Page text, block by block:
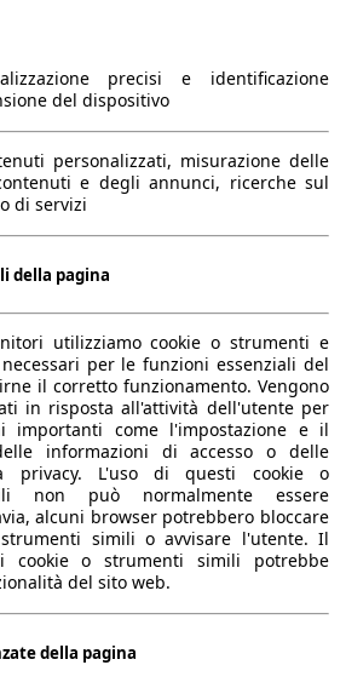
4650 mm
1430 mm
2820 mm
2105 kg
5
freni)
freni)
1600 kg
480 l
165 g/km (komb.)
-
-
Euro 6
58 l
alcuna responsabilità per la correttezza
precisi e identificazione
del dispositivo
personalizzati, misurazione delle
e degli annunci, ricerche sul
di servizi
della pagina
utilizziamo cookie o strumenti e
per le funzioni essenziali del
il corretto funzionamento. Vengono
in risposta all'attività dell'utente per
importanti come l'impostazione e il
informazioni di accesso o delle
privacy. L'uso di questi cookie o
non può normalmente essere
alcuni browser potrebbero bloccare
simili o avvisare l'utente. Il
cookie o strumenti simili potrebbe
del sito web.
della pagina